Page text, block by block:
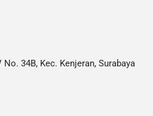
34B, Kec. Kenjeran, Surabaya